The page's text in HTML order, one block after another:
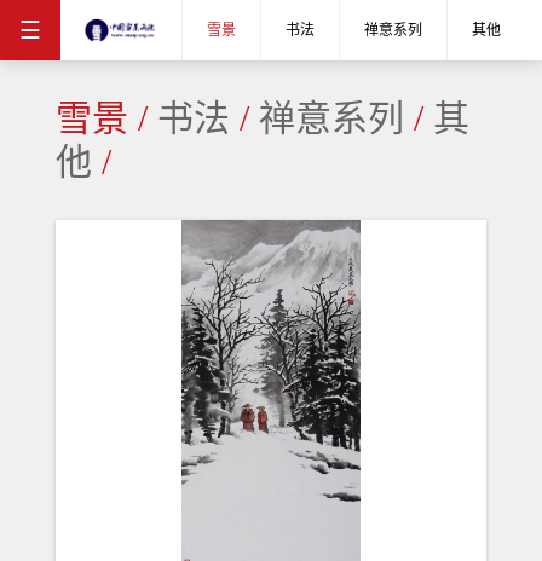
☰ 雪景 书法 禅意系列 其他
雪景 / 书法 / 禅意系列 / 其
他 /